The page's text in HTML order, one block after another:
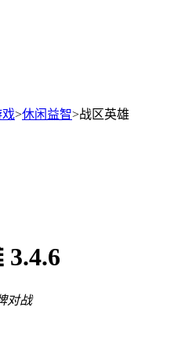
戏>休闲益智>战区英雄
3.4.6
对战